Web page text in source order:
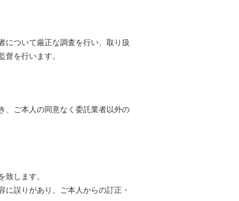
について厳正な調査を行い、取り扱
を行います。
、ご本人の同意なく委託業者以外の
致します。
誤りがあり、ご本人からの訂正・